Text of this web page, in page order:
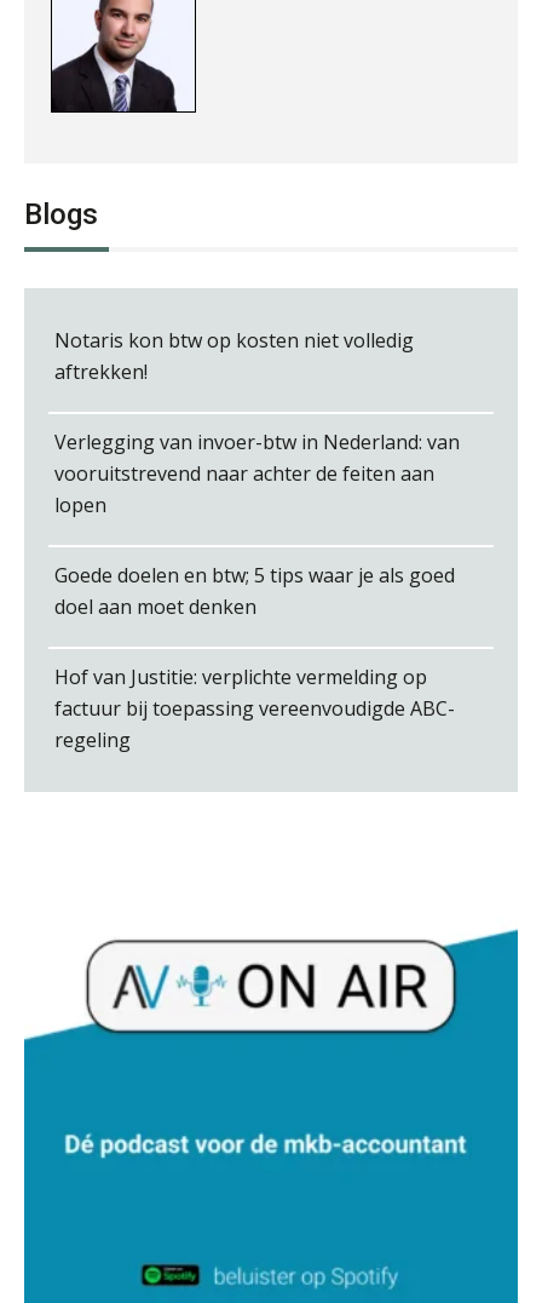
Jan Wietsma
Blogs
Notaris kon btw op kosten niet volledig
aftrekken!
Verlegging van invoer-btw in Nederland: van
vooruitstrevend naar achter de feiten aan
lopen
Goede doelen en btw; 5 tips waar je als goed
doel aan moet denken
Hof van Justitie: verplichte vermelding op
factuur bij toepassing vereenvoudigde ABC-
regeling